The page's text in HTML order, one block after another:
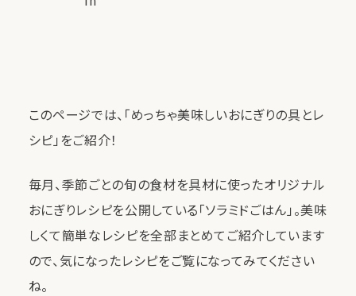
このページでは、「めっちゃ美味しいおにぎりの具とレ
シピ」をご紹介！
毎月、季節ごとの旬の食材を具材に使ったオリジナル
おにぎりレシピを公開している「ソラミドごはん」。美味
しくて簡単なレシピを全部まとめてご紹介しています
ので、気になったレシピをご覧になってみてください
ね。